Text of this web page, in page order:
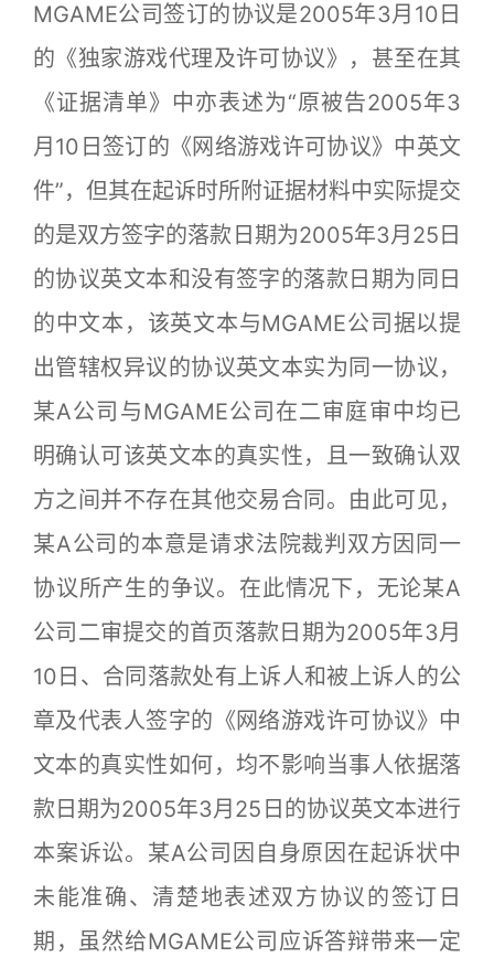
MGAME公司签订的协议是2005年3月10日
的《独家游戏代理及许可协议》，甚至在其
《证据清单》中亦表述为“原被告2005年3
月10日签订的《网络游戏许可协议》中英文
件”，但其在起诉时所附证据材料中实际提交
的是双方签字的落款日期为2005年3月25日
的协议英文本和没有签字的落款日期为同日
的中文本，该英文本与MGAME公司据以提
出管辖权异议的协议英文本实为同一协议，
某A公司与MGAME公司在二审庭审中均已
明确认可该英文本的真实性，且一致确认双
方之间并不存在其他交易合同。由此可见，
某A公司的本意是请求法院裁判双方因同一
协议所产生的争议。在此情况下，无论某A
公司二审提交的首页落款日期为2005年3月
10日、合同落款处有上诉人和被上诉人的公
章及代表人签字的《网络游戏许可协议》中
文本的真实性如何，均不影响当事人依据落
款日期为2005年3月25日的协议英文本进行
本案诉讼。某A公司因自身原因在起诉状中
未能准确、清楚地表述双方协议的签订日
期，虽然给MGAME公司应诉答辩带来一定